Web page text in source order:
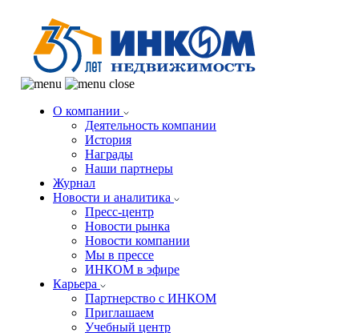
О компании
Деятельность компании
История
Награды
Наши партнеры
Журнал
Новости и аналитика
Пресс-центр
Новости рынка
Новости компании
Мы в прессе
ИНКОМ в эфире
Карьера
Партнерство с ИНКОМ
Приглашаем
Учебный центр